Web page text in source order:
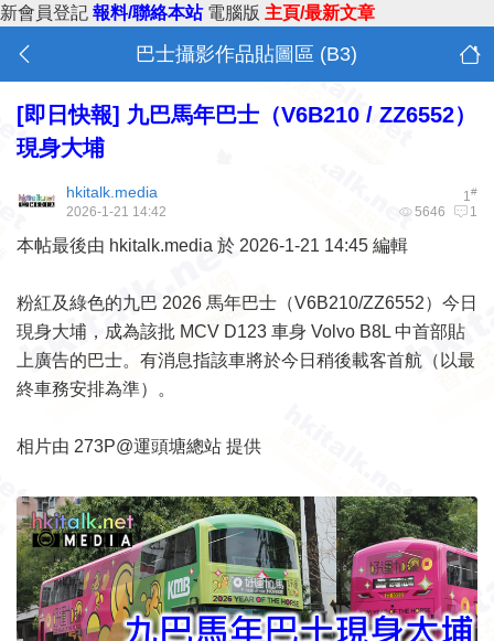
新會員登記 報料/聯絡本站 電腦版 主頁/最新文章
巴士攝影作品貼圖區 (B3)
[即日快報] 九巴馬年巴士（V6B210 / ZZ6552）
現身大埔
1#
hkitalk.media
5646 1
2026-1-21 14:42
本帖最後由 hkitalk.media 於 2026-1-21 14:45 編輯
粉紅及綠色的九巴 2026 馬年巴士（V6B210/ZZ6552）今日
現身大埔，成為該批 MCV D123 車身 Volvo B8L 中首部貼
上廣告的巴士。有消息指該車將於今日稍後載客首航（以最
終車務安排為準）。
相片由 273P@運頭塘總站 提供